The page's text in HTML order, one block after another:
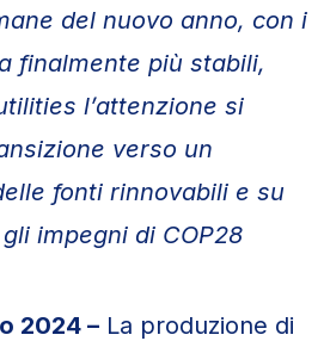
del nuovo anno, con i
finalmente più stabili,
l’attenzione si
verso un
fonti rinnovabili e su
impegni di COP28
2024 – La produzione di